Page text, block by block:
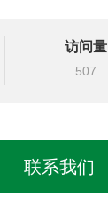
访问量
507
联系我们